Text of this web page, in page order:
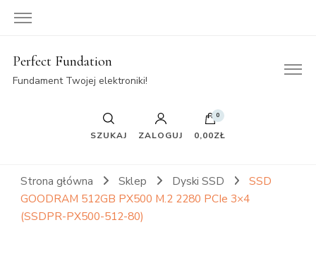
Perfect Fundation
Fundament Twojej elektroniki!
SZUKAJ ZALOGUJ
0
0,00ZŁ
Strona główna Sklep Dyski SSD
SSD
GOODRAM 512GB PX500 M.2 2280 PCIe 3×4
(SSDPR-PX500-512-80)